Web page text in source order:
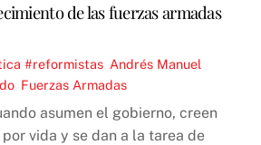
de las fuerzas armadas
#reformistas Andrés Manuel
Fuerzas Armadas
asumen el gobierno, creen
vida y se dan a la tarea de